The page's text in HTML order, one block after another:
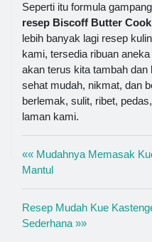
Seperti itu formula
resep Biscoff Butter
lebih banyak lagi resep
kami, tersedia ribuan
akan terus kita tambah
sehat mudah, nikmat, dan
berlemak, sulit, ribet,
laman kami.
«« Mudahnya Memasak
Mantul
Resep Mudah Kue
Sederhana »»